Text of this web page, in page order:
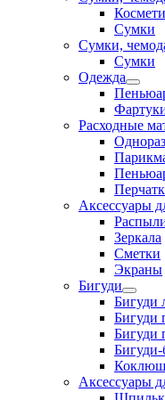
Сумки
Сумки,
Сумки
Одежда
Расходные
Аксессуары
Зеркала
Сметки
Экраны
Бигуди
Бигуди
Бигуди
Бигуди
Бигуди-
Аксессуары